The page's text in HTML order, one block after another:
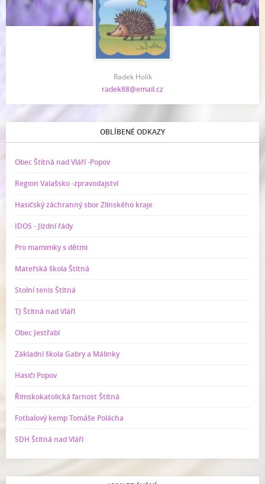
Radek Holík
radek88@email.cz
OBLÍBENÉ ODKAZY
Obec Štítná nad Vláří -Popov
Region Valašsko -zpravodajství
Hasičský záchranný sbor Zlínského kraje
IDOS - Jízdní řády
Pro mamimky s dětmi
Mateřská škola Štítná
Stolní tenis Štítná
TJ Štítná nad Vláří
Obec Jestřabí
Základní škola Gabry a Málinky
Hasiči Popov
Římskokatolická farnost Štítná
Fotbalový kemp Tomáše Polácha
SDH Štítná nad Vláří